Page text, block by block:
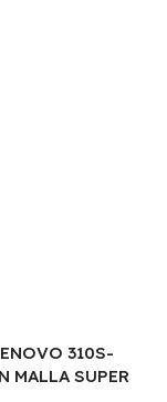
310S-
MALLA SUPER